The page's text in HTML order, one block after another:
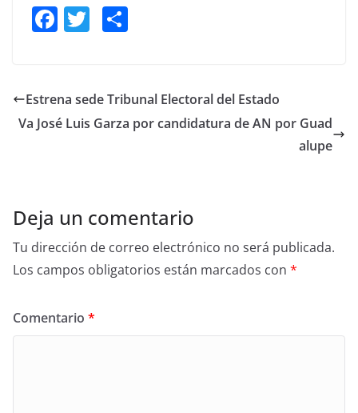
F
e
b
T
er e
Estrena sede Tribunal Electoral del Estado
Va José Luis Garza por candidatura de AN por Guad
alupe
Deja un comentario
Tu dirección de correo electrónico no será publicada.
Los campos obligatorios están marcados con *
Comentario *